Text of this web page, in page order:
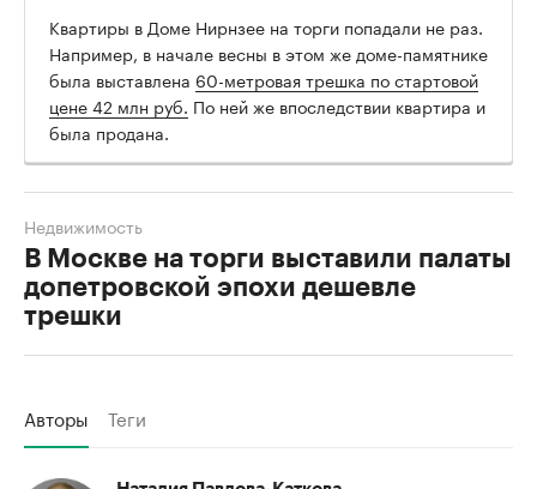
Квартиры в Доме Нирнзее на торги попадали не раз.
Например, в начале весны в этом же доме-памятнике
была выставлена 60-метровая трешка по стартовой
цене 42 млн руб. По ней же впоследствии квартира и
была продана.
В Москве на торги выставили палаты
допетровской эпохи дешевле
трешки
Недвижимость
Авторы Теги